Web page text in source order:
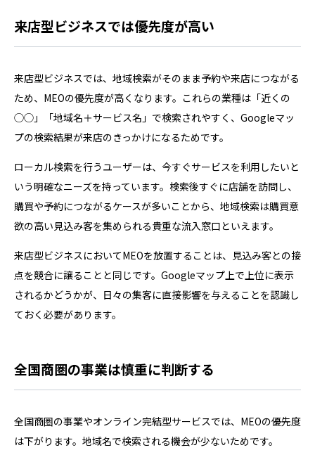
来店型ビジネスでは優先度が高い
来店型ビジネスでは、地域検索がそのまま予約や来店につながる
ため、MEOの優先度が高くなります。これらの業種は「近くの
◯◯」「地域名＋サービス名」で検索されやすく、Googleマッ
プの検索結果が来店のきっかけになるためです。
ローカル検索を行うユーザーは、今すぐサービスを利用したいと
いう明確なニーズを持っています。検索後すぐに店舗を訪問し、
購買や予約につながるケースが多いことから、地域検索は購買意
欲の高い見込み客を集められる貴重な流入窓口といえます。
来店型ビジネスにおいてMEOを放置することは、見込み客との接
点を競合に譲ることと同じです。Googleマップ上で上位に表示
されるかどうかが、日々の集客に直接影響を与えることを認識し
ておく必要があります。
全国商圏の事業は慎重に判断する
全国商圏の事業やオンライン完結型サービスでは、MEOの優先度
は下がります。地域名で検索される機会が少ないためです。